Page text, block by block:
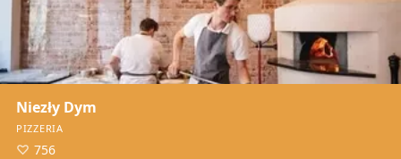
Niezły Dym
PIZZERIA
756